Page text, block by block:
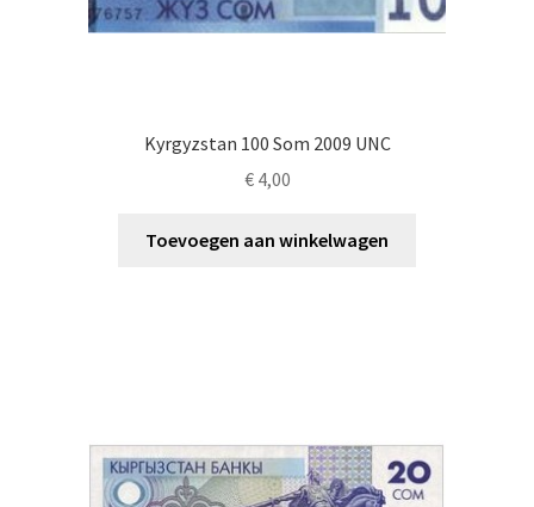
Kyrgyzstan 100 Som 2009 UNC
€4,00
Toevoegen aan winkelwagen